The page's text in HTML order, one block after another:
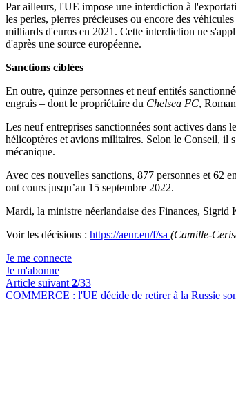
Par ailleurs, l'UE impose une interdiction à
les perles, pierres précieuses ou encore des
milliards d'euros en 2021. Cette interdiction ne
d'après une source européenne.
Sanctions ciblées
En outre, quinze personnes et neuf entités
engrais – dont le propriétaire du Chelsea FC,
Les neuf entreprises sanctionnées sont actives
hélicoptères et avions militaires. Selon le Conseil, il
mécanique.
Avec ces nouvelles sanctions, 877 personnes et 62
ont cours jusqu’au 15 septembre 2022.
Mardi, la ministre néerlandaise des Finances, Sigrid
Voir les décisions : https://aeur.eu/f/sa (Camille-
Je me connecte
Je m'abonne
Article suivant 2/33
COMMERCE : l'UE décide de retirer à la Russie